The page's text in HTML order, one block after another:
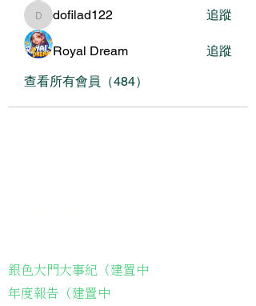
dofilad122
dofilad122 追蹤
Royal Dream
追蹤
查看所有會員（484）
銀色大門大事紀（建置中
年度報告（建置中